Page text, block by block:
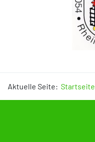
Aktuelle Seite: Startseite